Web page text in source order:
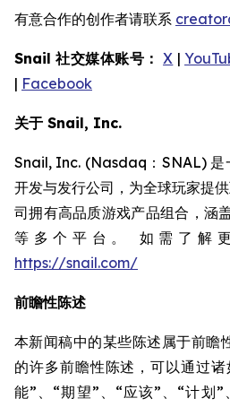
有意合作的创作者请联系
Snail 社交媒体账号： X |
| Facebook
关于 Snail, Inc.
Snail, Inc. (Nasdaq：SNAL) 是
开发与发行公司，为全球玩家提
司拥有高品质游戏产品组合，涵
等多个平台。 如需了解
https://snail.com/
前瞻性陈述
本新闻稿中的某些陈述属于前瞻
的许多前瞻性陈述，可以通过
能”、“期望”、“应该”、“计划